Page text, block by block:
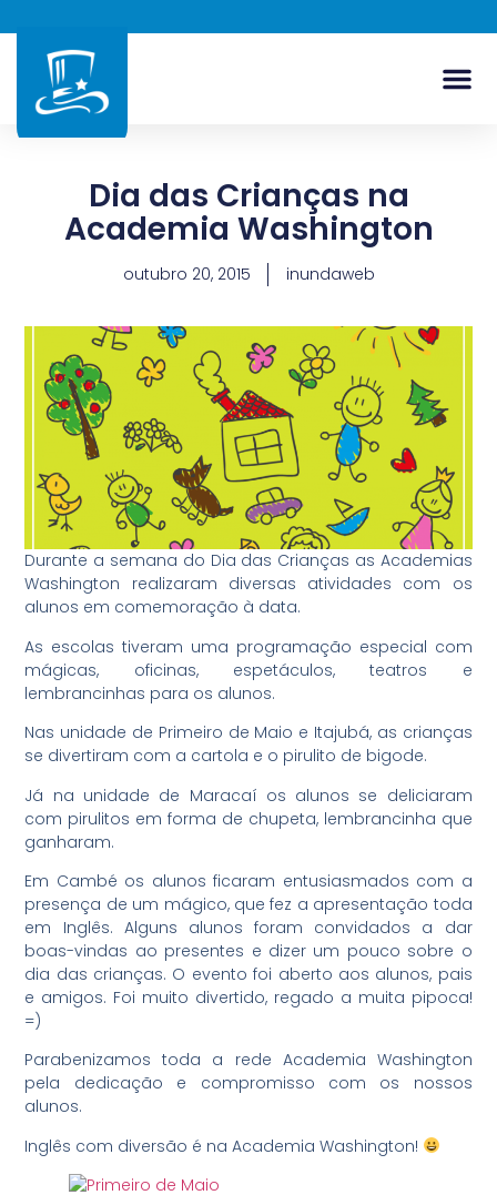
Dia das Crianças na
Academia Washington
outubro 20, 2015 inundaweb
Durante a semana do Dia das Crianças as Academias
Washington realizaram diversas atividades com os
alunos em comemoração à data.
As escolas tiveram uma programação especial com
mágicas, oficinas, espetáculos, teatros e
lembrancinhas para os alunos.
Nas unidade de Primeiro de Maio e Itajubá, as crianças
se divertiram com a cartola e o pirulito de bigode.
Já na unidade de Maracaí os alunos se deliciaram
com pirulitos em forma de chupeta, lembrancinha que
ganharam.
Em Cambé os alunos ficaram entusiasmados com a
presença de um mágico, que fez a apresentação toda
em Inglês. Alguns alunos foram convidados a dar
boas-vindas ao presentes e dizer um pouco sobre o
dia das crianças. O evento foi aberto aos alunos, pais
e amigos. Foi muito divertido, regado a muita pipoca!
=)
Parabenizamos toda a rede Academia Washington
pela dedicação e compromisso com os nossos
alunos.
Inglês com diversão é na Academia Washington!